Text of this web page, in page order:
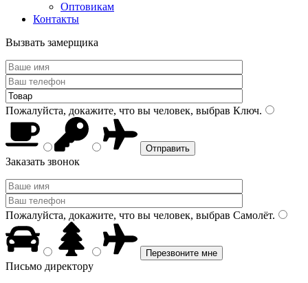
Оптовикам
Контакты
Вызвать замерщика
Пожалуйста, докажите, что вы человек, выбрав Ключ.
Заказать звонок
Пожалуйста, докажите, что вы человек, выбрав Самолёт.
Письмо директору